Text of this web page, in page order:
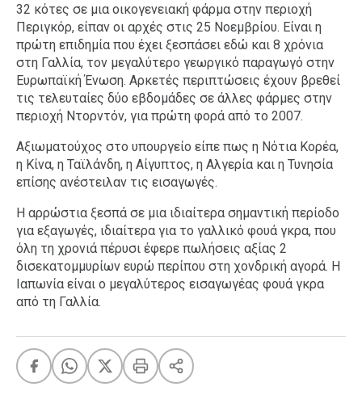
32 κότες σε μια οικογενειακή φάρμα στην περιοχή
Περιγκόρ, είπαν οι αρχές στις 25 Νοεμβρίου. Είναι η
πρώτη επιδημία που έχει ξεσπάσει εδώ και 8 χρόνια
στη Γαλλία, τον μεγαλύτερο γεωργικό παραγωγό στην
Ευρωπαϊκή Ένωση. Αρκετές περιπτώσεις έχουν βρεθεί
τις τελευταίες δύο εβδομάδες σε άλλες φάρμες στην
περιοχή Ντορντόν, για πρώτη φορά από το 2007.
Αξιωματούχος στο υπουργείο είπε πως η Νότια Κορέα,
η Κίνα, η Ταϊλάνδη, η Αίγυπτος, η Αλγερία και η Τυνησία
επίσης ανέστειλαν τις εισαγωγές.
Η αρρώστια ξεσπά σε μια ιδιαίτερα σημαντική περίοδο
για εξαγωγές, ιδιαίτερα για το γαλλικό φουά γκρα, που
όλη τη χρονιά πέρυσι έφερε πωλήσεις αξίας 2
δισεκατομμυρίων ευρώ περίπου στη χονδρική αγορά. Η
Ιαπωνία είναι ο μεγαλύτερος εισαγωγέας φουά γκρα
από τη Γαλλία.